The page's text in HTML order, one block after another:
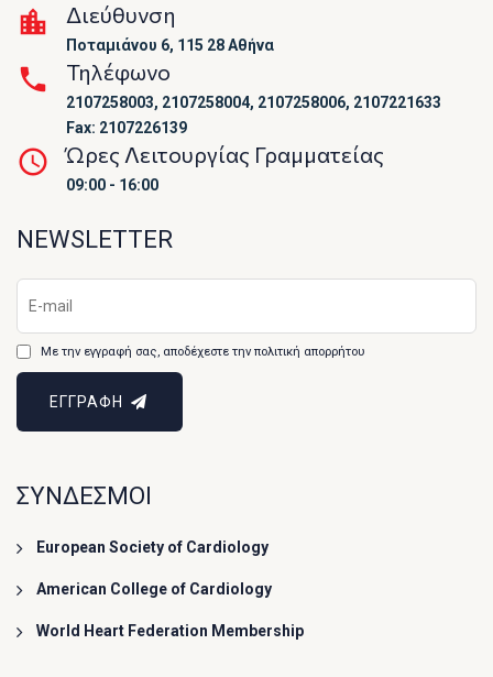
Διεύθυνση
Ποταμιάνου 6, 115 28 Αθήνα
Τηλέφωνο
2107258003, 2107258004, 2107258006, 2107221633
Fax: 2107226139
Ώρες Λειτουργίας Γραμματείας
09:00 - 16:00
NEWSLETTER
Με την εγγραφή σας, αποδέχεστε την πολιτική απορρήτου
ΕΓΓΡΑΦΗ
ΣΥΝΔΕΣΜΟΙ
European Society of Cardiology
American College of Cardiology
World Heart Federation Membership